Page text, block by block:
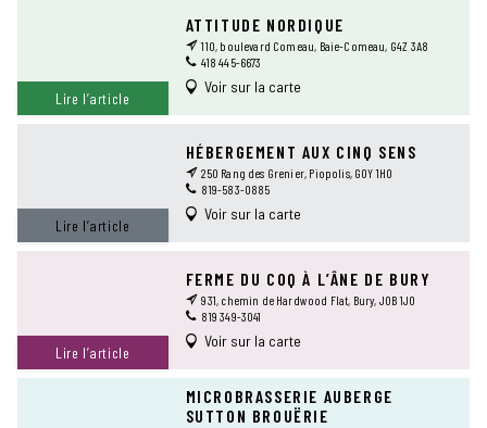
Lire l’article
ATTITUDE NORDIQUE
110, boulevard Comeau, Baie-Comeau, G4Z 3A8
418 445-6673
Voir sur la carte
Lire l’article
HÉBERGEMENT AUX CINQ SENS
250 Rang des Grenier, Piopolis, G0Y 1H0
819-583-0885
Voir sur la carte
Lire l’article
FERME DU COQ À L’ÂNE DE BURY
931, chemin de Hardwood Flat, Bury, J0B 1J0
819 349-3041
Voir sur la carte
MICROBRASSERIE AUBERGE
SUTTON BROUËRIE